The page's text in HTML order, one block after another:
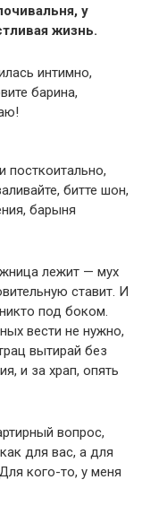
у
жизнь.
интимно,
барина,
посткоитально,
битте шон,
барыня
лежит — мух
ставит. И
под боком.
вести не нужно,
вытирай без
и за храп, опять
вопрос,
для вас, а для
кого-то, у меня